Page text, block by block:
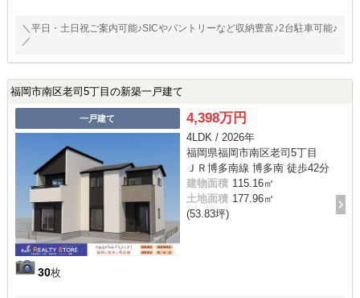
＼平日・土日祝ご案内可能♪SICやパントリーなど収納豊富♪2台駐車可能♪
／
福岡市南区老司5丁目の新築一戸建て
一戸建て
30枚
4,398万円
4LDK / 2026年
福岡県福岡市南区老司5丁目
ＪＲ博多南線 博多南 徒歩42分
建物面積 115.16㎡
土地面積 177.96㎡
(53.83坪)